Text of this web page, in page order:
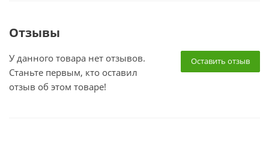
Отзывы
Оставить отзыв
У данного товара нет отзывов.
Станьте первым, кто оставил
отзыв об этом товаре!